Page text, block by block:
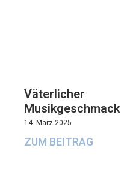
Väterlicher
Musikgeschmack
14. März 2025
ZUM BEITRAG